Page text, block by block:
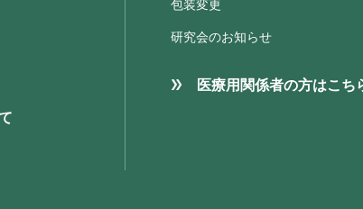
包装変更
研究会のお知らせ
医療用関係者の方はこち